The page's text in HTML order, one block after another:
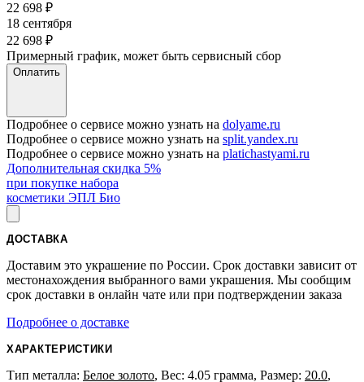
22 698 ₽
18 сентября
22 698 ₽
Примерный график, может быть сервисный сбор
Оплатить
Подробнее о сервисе можно узнать на dolyame.ru
Подробнее о сервисе можно узнать на split.yandex.ru
Подробнее о сервисе можно узнать на platichastyami.ru
Дополнительная скидка 5%
при покупке набора
косметики ЭПЛ Био
ДОСТАВКА
Доставим это украшение по России. Срок доставки зависит от
местонахождения выбранного вами украшения. Мы сообщим
срок доставки в онлайн чате или при подтверждении заказа
Подробнее о доставке
ХАРАКТЕРИСТИКИ
Тип металла: Белое золото, Вес: 4.05 грамма, Размер: 20.0,